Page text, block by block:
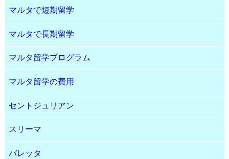
マルタで短期留学
マルタで長期留学
マルタ留学プログラム
マルタ留学の費用
セントジュリアン
スリーマ
バレッタ